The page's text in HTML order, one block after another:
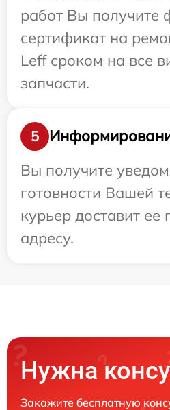
работ Вы получите
сертификат на
Leff сроком на все
запчасти.
5
Вы получите
готовности Вашей
курьер доставит ее
адресу.
Нужна
Закажите бесплатную